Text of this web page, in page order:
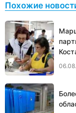
Похожие